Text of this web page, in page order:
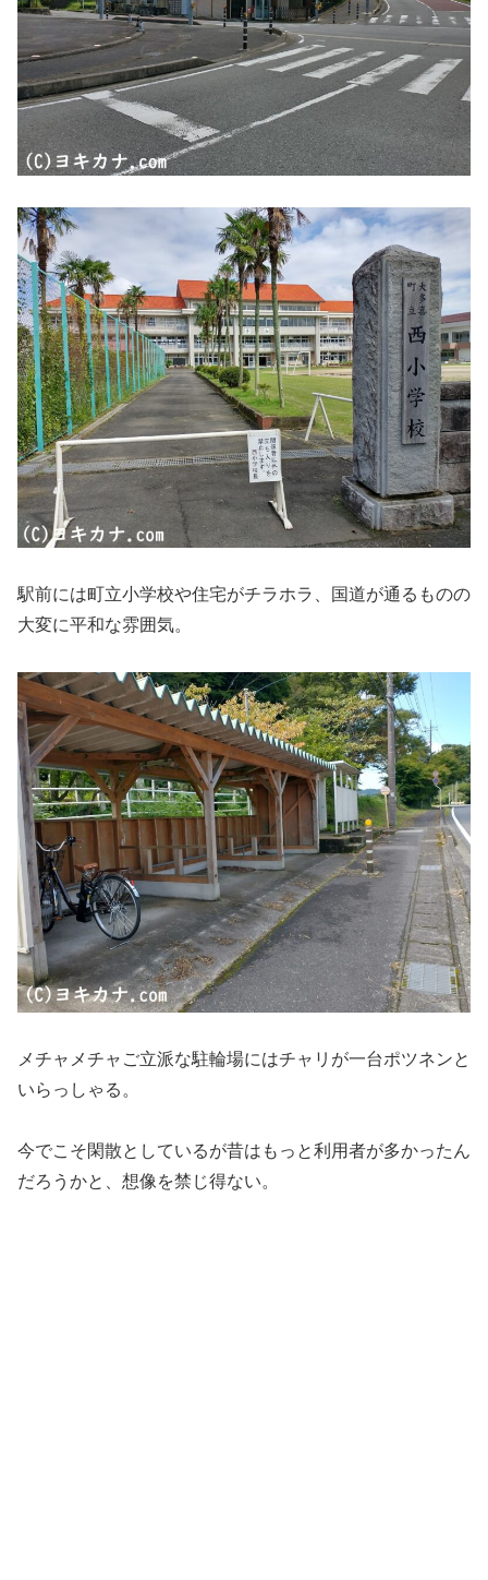
駅前には町立小学校や住宅がチラホラ、国道が通るものの
大変に平和な雰囲気。
メチャメチャご立派な駐輪場にはチャリが一台ポツネンと
いらっしゃる。
今でこそ閑散としているが昔はもっと利用者が多かったん
だろうかと、想像を禁じ得ない。